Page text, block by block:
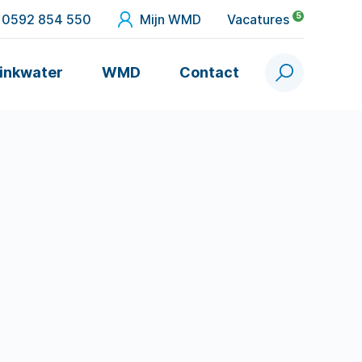
0592 854 550 Mijn WMD Vacatures 5
WMD Contact Zoek